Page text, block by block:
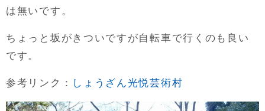
は無いです。
ちょっと坂がきついですが自転車で行くのも良い
です。
参考リンク： しょうざん光悦芸術村